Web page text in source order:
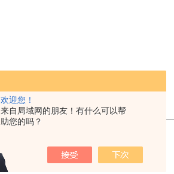
欢迎您！
来自局域网的朋友！有什么可以帮
助您的吗？